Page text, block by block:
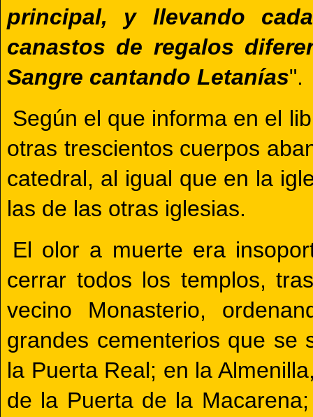
principal, y llevando
canastos de regalos
Sangre cantando Letanías".
Según el que informa en el
otras trescientos cuerpos
catedral, al igual que en la
las de las otras iglesias.
El olor a muerte era
cerrar todos los templos,
vecino Monasterio,
grandes cementerios que se
la Puerta Real; en la
de la Puerta de la